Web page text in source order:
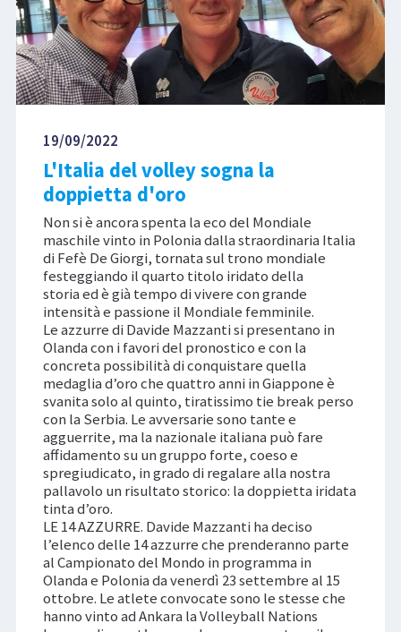
19/09/2022
L'Italia del volley sogna la
doppietta d'oro
Non si è ancora spenta la eco del Mondiale
maschile vinto in Polonia dalla straordinaria Italia
di Fefè De Giorgi, tornata sul trono mondiale
festeggiando il quarto titolo iridato della
storia ed è già tempo di vivere con grande
intensità e passione il Mondiale femminile.
Le azzurre di Davide Mazzanti si presentano in
Olanda con i favori del pronostico e con la
concreta possibilità di conquistare quella
medaglia d’oro che quattro anni in Giappone è
svanita solo al quinto, tiratissimo tie break perso
con la Serbia. Le avversarie sono tante e
agguerrite, ma la nazionale italiana può fare
affidamento su un gruppo forte, coeso e
spregiudicato, in grado di regalare alla nostra
pallavolo un risultato storico: la doppietta iridata
tinta d’oro.
LE 14 AZZURRE. Davide Mazzanti ha deciso
l’elenco delle 14 azzurre che prenderanno parte
al Campionato del Mondo in programma in
Olanda e Polonia da venerdì 23 settembre al 15
ottobre. Le atlete convocate sono le stesse che
hanno vinto ad Ankara la Volleyball Nations